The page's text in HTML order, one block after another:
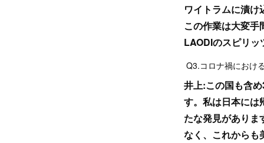
ワイトラムに漬け
この作業は大変
LAODIのスピリッ
Q3.コロナ禍におけ
井上:この国も含
す。私は日本には
たな発見がありま
なく、これからも